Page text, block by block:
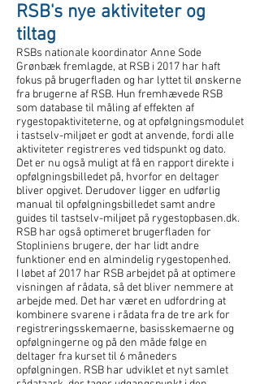
RSB's nye aktiviteter og
tiltag
RSBs nationale koordinator Anne Sode
Grønbæk fremlagde, at RSB i 2017 har haft
fokus på brugerfladen og har lyttet til ønskerne
fra brugerne af RSB. Hun fremhævede RSB
som database til måling af effekten af
rygestopaktiviteterne, og at opfølgningsmodulet
i tastselv-miljøet er godt at anvende, fordi alle
aktiviteter registreres ved tidspunkt og dato.
Det er nu også muligt at få en rapport direkte i
opfølgningsbilledet på, hvorfor en deltager
bliver opgivet. Derudover ligger en udførlig
manual til opfølgningsbilledet samt andre
guides til tastselv-miljøet på rygestopbasen.dk.
RSB har også optimeret brugerfladen for
Stopliniens brugere, der har lidt andre
funktioner end en almindelig rygestopenhed.
I løbet af 2017 har RSB arbejdet på at optimere
visningen af rådata, så det bliver nemmere at
arbejde med. Det har været en udfordring at
kombinere svarene i rådata fra de tre ark for
registreringsskemaerne, basisskemaerne og
opfølgningerne og på den måde følge en
deltager fra kurset til 6 måneders
opfølgningen. RSB har udviklet et nyt samlet